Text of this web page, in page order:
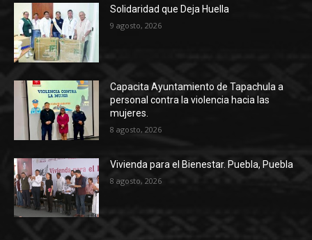
Solidaridad que Deja Huella
9 agosto, 2026
Capacita Ayuntamiento de Tapachula a
personal contra la violencia hacia las
mujeres.
8 agosto, 2026
Vivienda para el Bienestar. Puebla, Puebla
8 agosto, 2026